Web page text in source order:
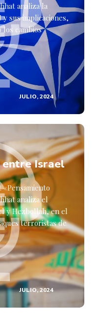
analiza la
sus implicaciones,
los cambios
JULIO, 2024
entre Israel
«Pensamiento
analiza el
y Hezbollah, en el
terroristas de
JULIO, 2024